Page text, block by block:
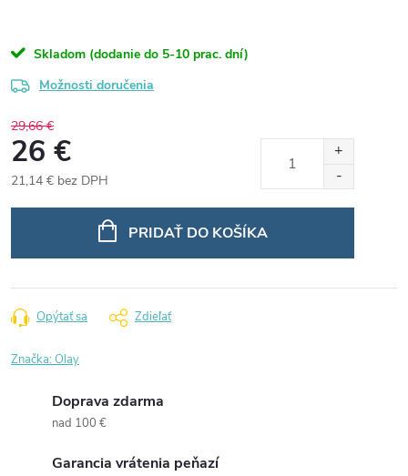
Skladom (dodanie do 5-10 prac. dní)
Možnosti doručenia
29,66 €
26 €
21,14 € bez DPH
PRIDAŤ DO KOŠÍKA
Opýtať sa Zdieľať
Značka:Olay
Doprava zdarma
nad 100 €
Garancia vrátenia peňazí